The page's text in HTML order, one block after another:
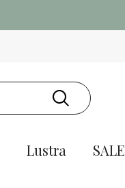
Lustra SALE